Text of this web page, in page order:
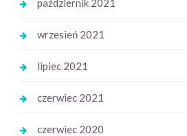
październik 2021
wrzesień 2021
lipiec 2021
czerwiec 2021
czerwiec 2020